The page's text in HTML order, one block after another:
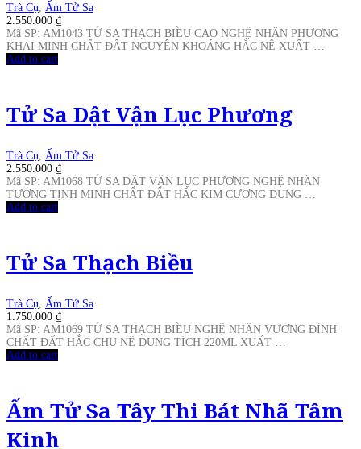
Trà Cụ
Ấm Tử Sa
2.550.000 ₫
Mã SP: AM1043 TỬ SA THẠCH BIỀU CAO NGHỆ NHÂN PHƯƠNG
KHAI MINH CHẤT ĐẤT NGUYÊN KHOÁNG HẮC NÊ XUẤT …
Add to cart
Tử Sa Dật Vận Lục Phương
Trà Cụ
Ấm Tử Sa
2.550.000 ₫
Mã SP: AM1068 TỬ SA DẬT VẬN LỤC PHƯƠNG NGHỆ NHÂN
TƯỞNG TỊNH MINH CHẤT ĐẤT HẮC KIM CƯƠNG DUNG …
Add to cart
Tử Sa Thạch Biều
Trà Cụ
Ấm Tử Sa
1.750.000 ₫
Mã SP: AM1069 TỬ SA THẠCH BIỀU NGHỆ NHÂN VƯƠNG ĐÌNH
CHẤT ĐẤT HẮC CHU NÊ DUNG TÍCH 220ML XUẤT …
Add to cart
Ấm Tử Sa Tây Thi Bát Nhã Tâm
Kinh